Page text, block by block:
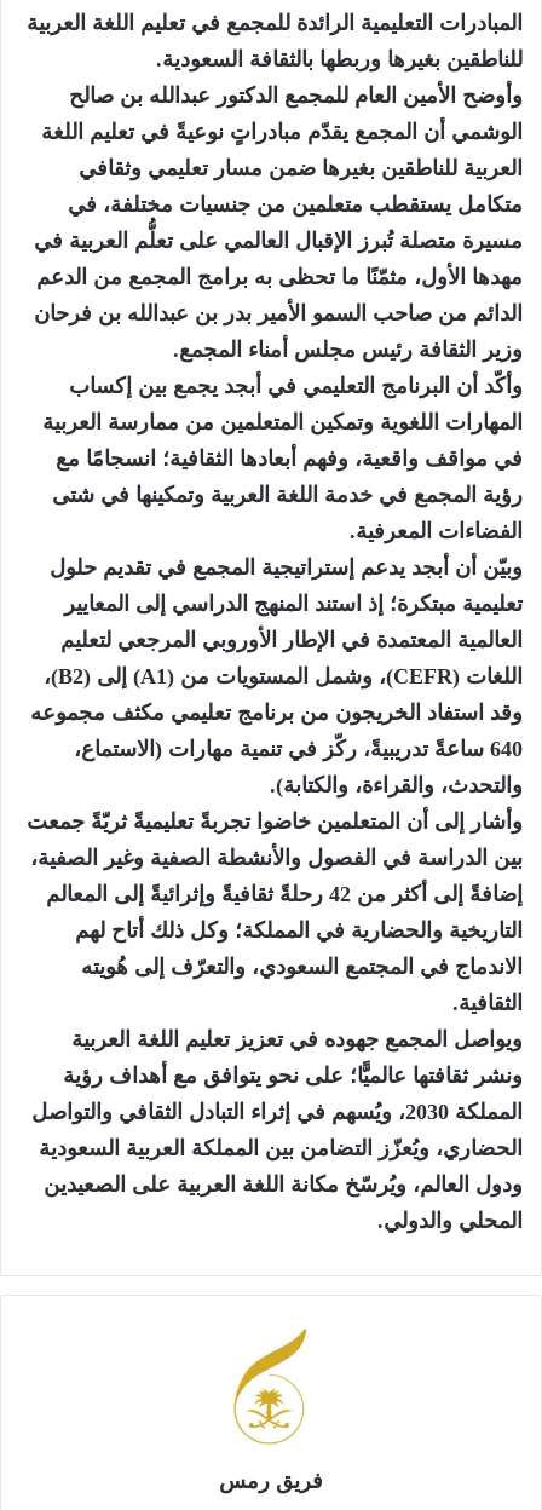
المبادرات التعليمية الرائدة للمجمع في تعليم اللغة العربية
للناطقين بغيرها وربطها بالثقافة السعودية.
وأوضح الأمين العام للمجمع الدكتور عبدالله بن صالح
الوشمي أن المجمع يقدّم مبادراتٍ نوعيةً في تعليم اللغة
العربية للناطقين بغيرها ضمن مسار تعليمي وثقافي
متكامل يستقطب متعلمين من جنسيات مختلفة، في
مسيرة متصلة تُبرز الإقبال العالمي على تعلُّم العربية في
مهدها الأول، مثمّنًا ما تحظى به برامج المجمع من الدعم
الدائم من صاحب السمو الأمير بدر بن عبدالله بن فرحان
وزير الثقافة رئيس مجلس أمناء المجمع.
وأكّد أن البرنامج التعليمي في أبجد يجمع بين إكساب
المهارات اللغوية وتمكين المتعلمين من ممارسة العربية
في مواقف واقعية، وفهم أبعادها الثقافية؛ انسجامًا مع
رؤية المجمع في خدمة اللغة العربية وتمكينها في شتى
الفضاءات المعرفية.
وبيّن أن أبجد يدعم إستراتيجية المجمع في تقديم حلول
تعليمية مبتكرة؛ إذ استند المنهج الدراسي إلى المعايير
العالمية المعتمدة في الإطار الأوروبي المرجعي لتعليم
اللغات (CEFR)، وشمل المستويات من (A1) إلى (B2)،
وقد استفاد الخريجون من برنامج تعليمي مكثف مجموعه
640 ساعةً تدريبيةً، ركّز في تنمية مهارات (الاستماع،
والتحدث، والقراءة، والكتابة).
وأشار إلى أن المتعلمين خاضوا تجربةً تعليميةً ثريّةً جمعت
بين الدراسة في الفصول والأنشطة الصفية وغير الصفية،
إضافةً إلى أكثر من 42 رحلةً ثقافيةً وإثرائيةً إلى المعالم
التاريخية والحضارية في المملكة؛ وكل ذلك أتاح لهم
الاندماج في المجتمع السعودي، والتعرّف إلى هُويته
الثقافية.
ويواصل المجمع جهوده في تعزيز تعليم اللغة العربية
ونشر ثقافتها عالميًّا؛ على نحو يتوافق مع أهداف رؤية
المملكة 2030، ويُسهم في إثراء التبادل الثقافي والتواصل
الحضاري، ويُعزّز التضامن بين المملكة العربية السعودية
ودول العالم، ويُرسّخ مكانة اللغة العربية على الصعيدين
المحلي والدولي.
فريق رمس